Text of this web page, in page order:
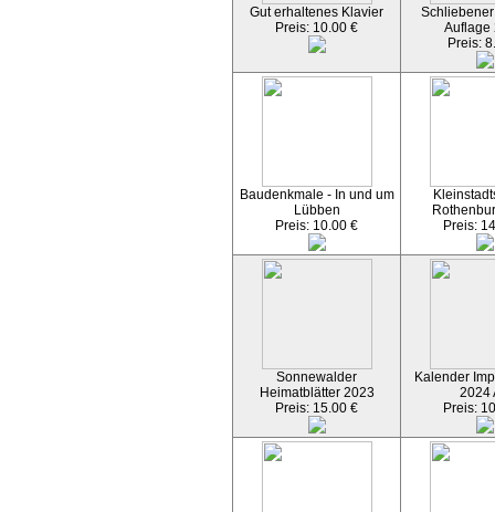
Gut erhaltenes Klavier
Preis: 10.00 €
Auflage
Preis:
Baudenkmale - In und um
Lübben
Preis: 10.00 €
Preis:
Sonnewalder
Heimatblätter 2023
Preis: 15.00 €
Kalender
2024
Preis: